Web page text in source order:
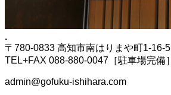
.
〒780-0833 高知市南はりまや町1-16-5
TEL+FAX 088-880-0047［駐車場完備］
admin@gofuku-ishihara.com